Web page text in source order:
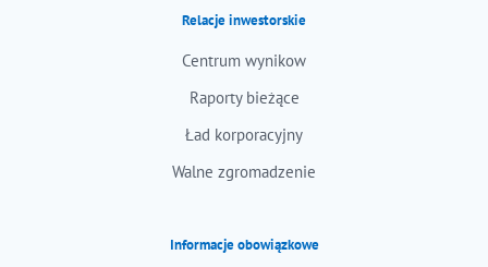
Relacje inwestorskie
Centrum wynikow
Raporty bieżące
Ład korporacyjny
Walne zgromadzenie
Informacje obowiązkowe